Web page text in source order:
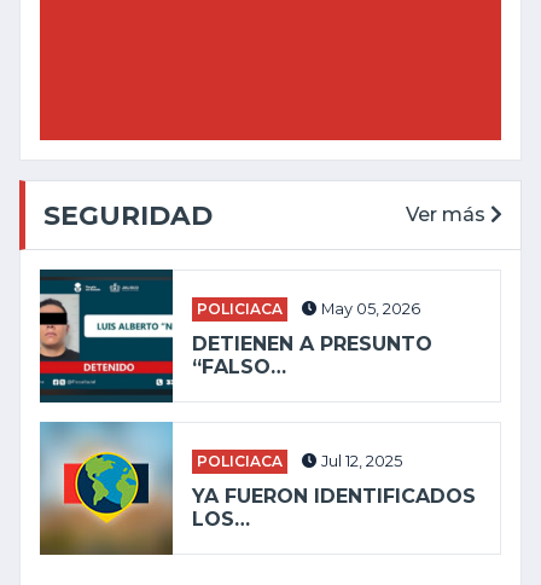
SEGURIDAD Ver más
POLICIACA May 05, 2026
DETIENEN A PRESUNTO
“FALSO…
POLICIACA Jul 12, 2025
YA FUERON IDENTIFICADOS
LOS…